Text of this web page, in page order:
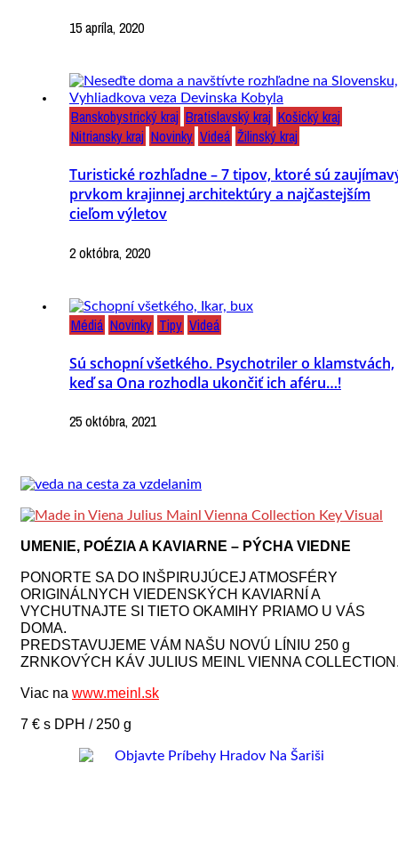
15 apríla, 2020
Banskobystrický kraj Bratislavský kraj Košický kraj
Nitriansky kraj Novinky Videá Žilinský kraj
Turistické rozhľadne – 7 tipov, ktoré sú
prvkom krajinnej architektúry a najčastejším
cieľom výletov
2 októbra, 2020
Médiá Novinky Tipy Videá
Sú schopní všetkého. Psychotriler o klamstvách,
keď sa Ona rozhodla ukončiť ich aféru…!
25 októbra, 2021
UMENIE, POÉZIA A KAVIARNE – PÝCHA VIEDNE
PONORTE SA DO INŠPIRUJÚCEJ ATMOSFÉRY
ORIGINÁLNYCH VIEDENSKÝCH KAVIARNÍ A
VYCHUTNAJTE SI TIETO OKAMIHY PRIAMO U VÁS
DOMA.
PREDSTAVUJEME VÁM NAŠU NOVÚ LÍNIU 250 g
ZRNKOVÝCH KÁV JULIUS MEINL VIENNA
Viac na www.meinl.sk
7 € s DPH / 250 g